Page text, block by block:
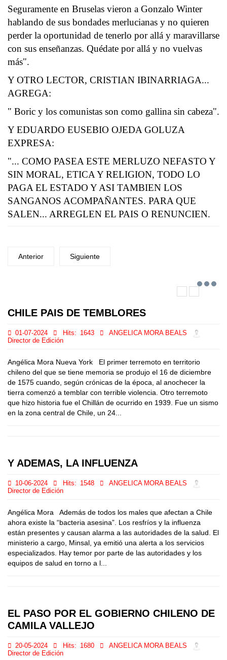
Seguramente en Bruselas vieron a Gonzalo Winter
hablando de sus bondades merlucianas y no quieren
perder la oportunidad de tenerlo por allá y maravillarse
con sus enseñanzas. Quédate por allá y no vuelvas
más".
Y OTRO LECTOR, CRISTIAN IBINARRIAGA...
AGREGA:
" Boric y los comunistas son como gallina sin cabeza".
Y EDUARDO EUSEBIO OJEDA GOLUZA
EXPRESA:
"... COMO PASEA ESTE MERLUZO NEFASTO Y
SIN MORAL, ETICA Y RELIGION, TODO LO
PAGA EL ESTADO Y ASI TAMBIEN LOS
SANGANOS ACOMPAÑANTES. PARA QUE
SALEN... ARREGLEN EL PAIS O RENUNCIEN.
Anterior Siguiente
CHILE PAIS DE TEMBLORES
01-07-2024 Hits: 1643
ANGELICA MORA BEALS
Director de Edición
Angélica Mora Nueva York El primer terremoto en territorio
chileno del que se tiene memoria se produjo el 16 de diciembre
de 1575 cuando, según crónicas de la época, al anochecer la
tierra comenzó a temblar con terrible violencia. Otro terremoto
que hizo historia fue el Chillán de ocurrido en 1939. Fue un sismo
en la zona central de Chile, un 24...
Y ADEMAS, LA INFLUENZA
10-06-2024 Hits: 1548
ANGELICA MORA BEALS
Director de Edición
Angélica Mora Además de todos los males que afectan a Chile
ahora existe la “bacteria asesina”. Los resfríos y la influenza
están presentes y causan alarma a las autoridades de la salud. El
ministerio a cargo, Minsal, ya emitió una alerta a los servicios
especializados. Hay temor por parte de las autoridades y los
equipos de salud en torno a l...
EL PASO POR EL GOBIERNO CHILENO DE
CAMILA VALLEJO
20-05-2024 Hits: 1680
ANGELICA MORA BEALS
Director de Edición